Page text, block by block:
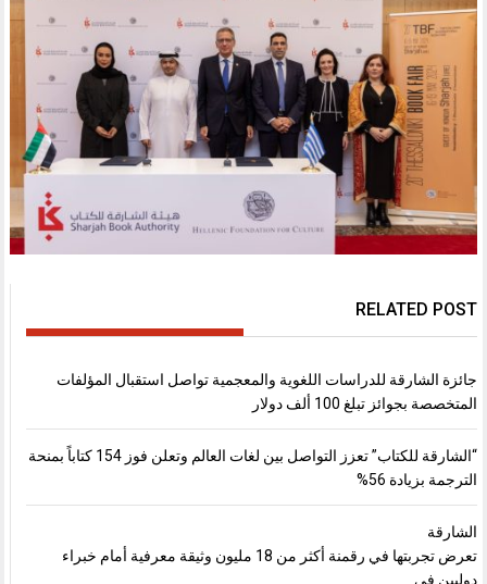
RELATED POST
جائزة الشارقة للدراسات اللغوية والمعجمية تواصل استقبال المؤلفات
المتخصصة بجوائز تبلغ 100 ألف دولار
“الشارقة للكتاب” تعزز التواصل بين لغات العالم وتعلن فوز 154 كتاباً بمنحة
الترجمة بزيادة 56%
الشارقة
تعرض تجربتها في رقمنة أكثر من 18 مليون وثيقة معرفية أمام خبراء
دوليين في